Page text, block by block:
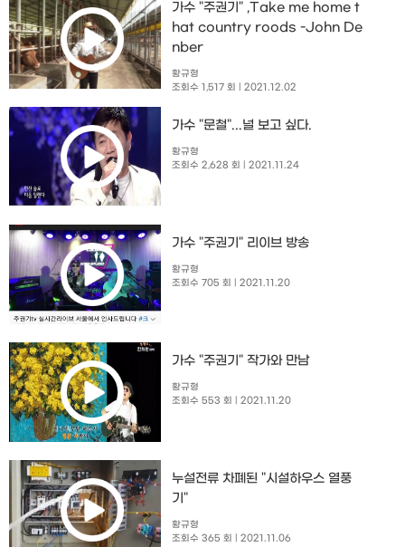
가수 "주권기" ,Take me home t
hat country roods -John De
nber
황규형
조회수 1,517 회
| 2021.12.02
가수 "문철"...널 보고 싶다.
황규형
조회수 2,628 회
| 2021.11.24
가수 "주권기" 리이브 방송
황규형
조회수 705 회
| 2021.11.20
가수 "주권기" 작가와 만남
황규형
조회수 553 회
| 2021.11.20
누설전류 차폐된 "시설하우스 열풍
기"
황규형
조회수 365 회
| 2021.11.06